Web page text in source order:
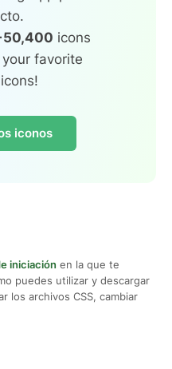
icons
favorite
icons!
iconos
iniciación en la que te
puedes utilizar y descargar
los archivos CSS, cambiar